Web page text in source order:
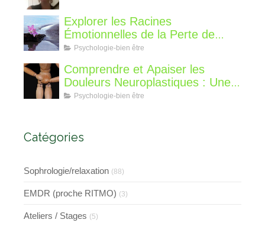
différent?
Explorer les Racines
Émotionnelles de la Perte de
Poids : Un Voyage Intérieur
Psychologie-bien être
Comprendre et Apaiser les
Douleurs Neuroplastiques : Une
Approche avec l'Hypnose,
Psychologie-bien être
Catégories
Sophrologie/relaxation (88)
EMDR (proche RITMO) (3)
Ateliers / Stages (5)